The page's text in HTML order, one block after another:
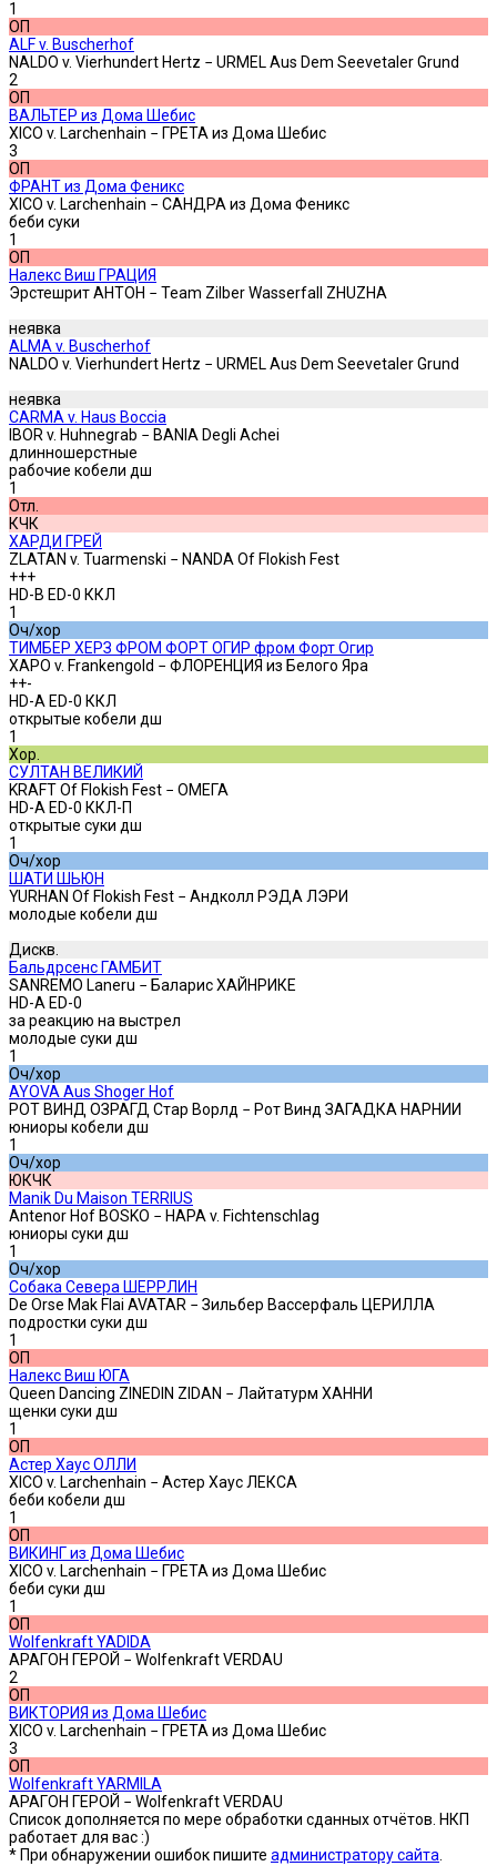
1
ОП
ALF v. Buscherhof
NALDO v. Vierhundert Hertz − URMEL Aus Dem Seevetaler Grund
2
ОП
ВАЛЬТЕР из Дома Шебис
XICO v. Larchenhain − ГРЕТА из Дома Шебис
3
ОП
ФРАНТ из Дома Феникс
XICO v. Larchenhain − САНДРА из Дома Феникс
беби суки
1
ОП
Налекс Виш ГРАЦИЯ
Эрстешрит АНТОН − Team Zilber Wasserfall ZHUZHA
неявка
ALMA v. Buscherhof
NALDO v. Vierhundert Hertz − URMEL Aus Dem Seevetaler Grund
неявка
CARMA v. Haus Boccia
IBOR v. Huhnegrab − BANIA Degli Achei
длинношерстные
рабочие кобели дш
1
Отл.
КЧК
ХАРДИ ГРЕЙ
ZLATAN v. Tuarmenski − NANDA Of Flokish Fest
+++
HD-B ED-0 ККЛ
1
Оч/хор
ТИМБЕР ХЕРЗ ФРОМ ФОРТ ОГИР фром Форт Огир
XAPO v. Frankengold − ФЛОРЕНЦИЯ из Белого Яра
++-
HD-A ED-0 ККЛ
открытые кобели дш
1
Хор.
СУЛТАН ВЕЛИКИЙ
KRAFT Of Flokish Fest − ОМЕГА
HD-A ED-0 ККЛ-П
открытые суки дш
1
Оч/хор
ШАТИ ШЬЮН
YURHAN Of Flokish Fest − Андколл РЭДА ЛЭРИ
молодые кобели дш
Дискв.
Бальдрсенс ГАМБИТ
SANREMO Laneru − Баларис ХАЙНРИКЕ
HD-A ED-0
за реакцию на выстрел
молодые суки дш
1
Оч/хор
AYOVA Aus Shoger Hof
РОТ ВИНД ОЗРАГД Стар Ворлд − Рот Винд ЗАГАДКА НАРНИИ
юниоры кобели дш
1
Оч/хор
ЮКЧК
Manik Du Maison TERRIUS
Antenor Hof BOSKO − HAPA v. Fichtenschlag
юниоры суки дш
1
Оч/хор
Собака Севера ШЕРРЛИН
De Orse Mak Flai AVATAR − Зильбер Вассерфаль ЦЕРИЛЛА
подростки суки дш
1
ОП
Налекс Виш ЮГА
Queen Dancing ZINEDIN ZIDAN − Лайтатурм ХАННИ
щенки суки дш
1
ОП
Астер Хаус ОЛЛИ
XICO v. Larchenhain − Астер Хаус ЛЕКСА
беби кобели дш
1
ОП
ВИКИНГ из Дома Шебис
XICO v. Larchenhain − ГРЕТА из Дома Шебис
беби суки дш
1
ОП
Wolfenkraft YADIDA
АРАГОН ГЕРОЙ − Wolfenkraft VERDAU
2
ОП
ВИКТОРИЯ из Дома Шебис
XICO v. Larchenhain − ГРЕТА из Дома Шебис
3
ОП
Wolfenkraft YARMILA
АРАГОН ГЕРОЙ − Wolfenkraft VERDAU
Список дополняется по мере обработки сданных отчётов. НКП
работает для вас :)
* При обнаружении ошибок пишите администратору сайта.